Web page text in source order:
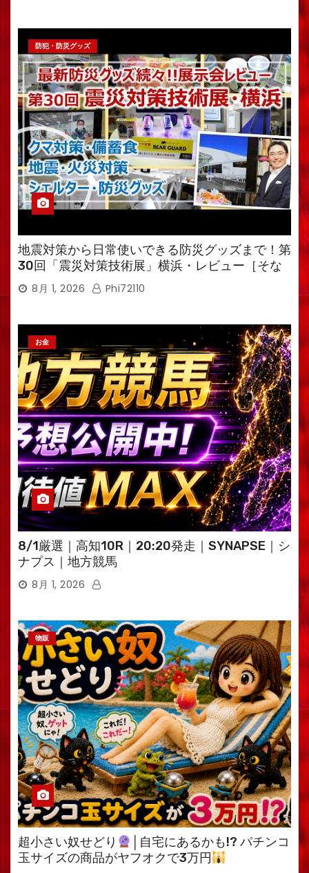
防犯・防災グッズ
地震対策から日常使いできる防災グッズまで！第
30回「震災対策技術展」横浜・レビュー［そな
えるTV・高荷智也］
8月 1, 2026 Phi72110
お金
8/1厳選｜高知10R｜20:20発走｜SYNAPSE｜シ
ナプス｜地方競馬
8月 1, 2026
物販
超小さい奴せどり
│自宅にあるかも!? パチンコ
玉サイズの商品がヤフオクで3万円